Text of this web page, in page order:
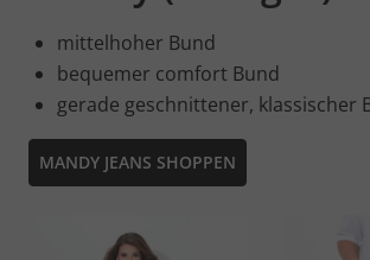
mittelhoher Bund
bequemer comfort Bund
gerade geschnittener, klassischer
MANDY JEANS SHOPPEN